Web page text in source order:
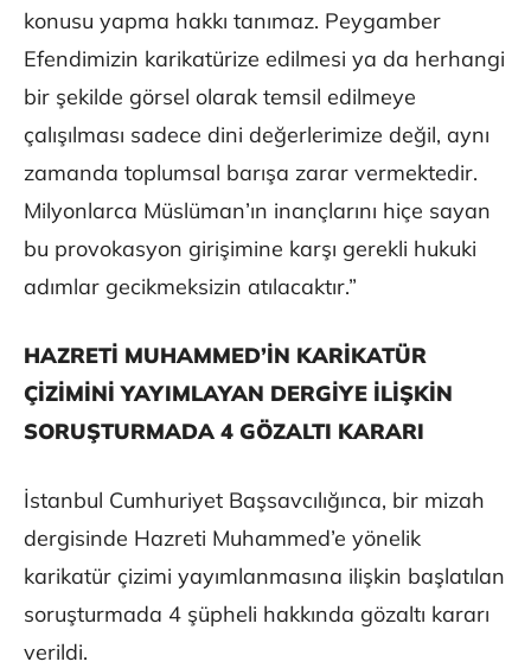
konusu yapma hakkı tanımaz. Peygamber
Efendimizin karikatürize edilmesi ya da herhangi
bir şekilde görsel olarak temsil edilmeye
çalışılması sadece dini değerlerimize değil, aynı
zamanda toplumsal barışa zarar vermektedir.
Milyonlarca Müslüman’ın inançlarını hiçe sayan
bu provokasyon girişimine karşı gerekli hukuki
adımlar gecikmeksizin atılacaktır.”
HAZRETİ MUHAMMED’İN KARİKATÜR
ÇİZİMİNİ YAYIMLAYAN DERGİYE İLİŞKİN
SORUŞTURMADA 4 GÖZALTI KARARI
İstanbul Cumhuriyet Başsavcılığınca, bir mizah
dergisinde Hazreti Muhammed’e yönelik
karikatür çizimi yayımlanmasına ilişkin başlatılan
soruşturmada 4 şüpheli hakkında gözaltı kararı
verildi.